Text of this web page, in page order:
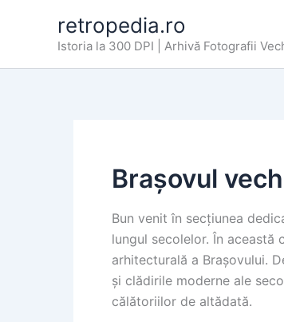
retropedia.ro
Istoria la 300 DPI | Arhivă Fotografii
Brașovul
Bun venit în secțiunea
lungul secolelor. În
arhitecturală a Brașovului.
și clădirile moderne ale
călătoriilor de altădată.